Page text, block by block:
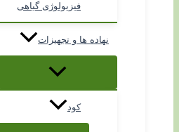
فیزیولوژی گیاهی
نهاده ها و تجهیزات
کود